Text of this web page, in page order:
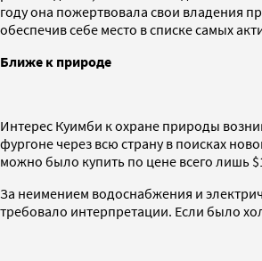
году она пожертвовала свои владения
обеспечив себе место в списке самых
Ближе к природе
Интерес Куимби к охране природы
фургоне через всю страну в поисках
можно было купить по цене всего лишь
За неимением водоснабжения и
требовало интерпретации. Если было